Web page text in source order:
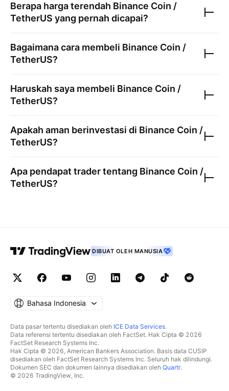
Berapa harga terendah Binance Coin /
TetherUS yang pernah dicapai?
Bagaimana cara membeli Binance Coin /
TetherUS?
Haruskah saya membeli Binance Coin /
TetherUS?
Apakah aman berinvestasi di Binance Coin /
TetherUS?
Apa pendapat trader tentang Binance Coin /
TetherUS?
DIBUAT OLEH MANUSIA
Bahasa Indonesia
Data pasar tertentu disediakan oleh ICE Data Services.
Data referensi tertentu disediakan oleh FactSet. Hak Cipta © 2026
FactSet Research Systems Inc.
Hak Cipta © 2026, American Bankers Association. Basis data CUSIP
disediakan oleh FactSet Research Systems Inc. Seluruh hak dilindungi.
Dokumen SEC dan dokumen lainnya disediakan oleh Quartr.
© 2026 TradingView, Inc.